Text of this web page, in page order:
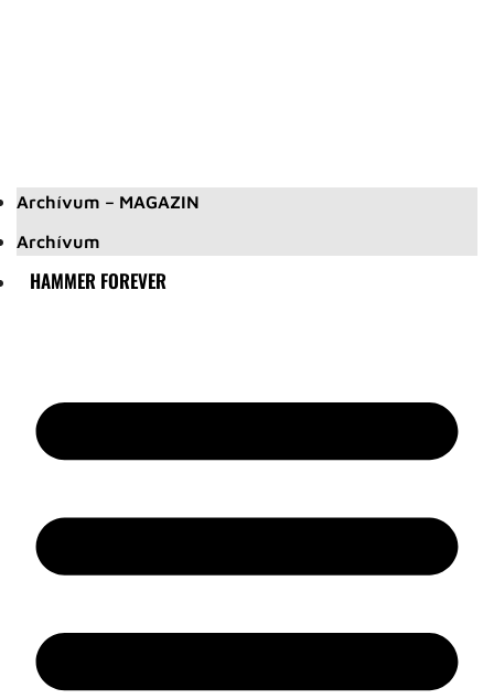
Archívum – MAGAZIN
Archívum
HAMMER FOREVER